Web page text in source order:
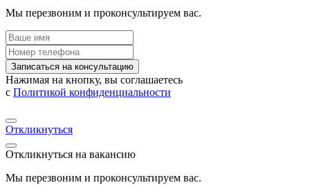
Мы перезвоним и проконсультируем вас.
Записаться на консультацию
Нажимая на кнопку, вы соглашаетесь
с Политикой конфиденциальности
Откликнуться
Откликнуться на вакансию
Мы перезвоним и проконсультируем вас.